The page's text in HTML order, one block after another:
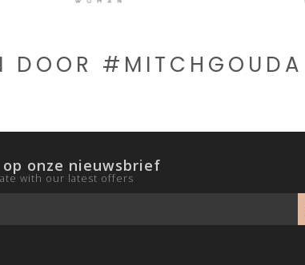
DOOR #MITCHGOUDA
onze nieuwsbrief
with our latest offers